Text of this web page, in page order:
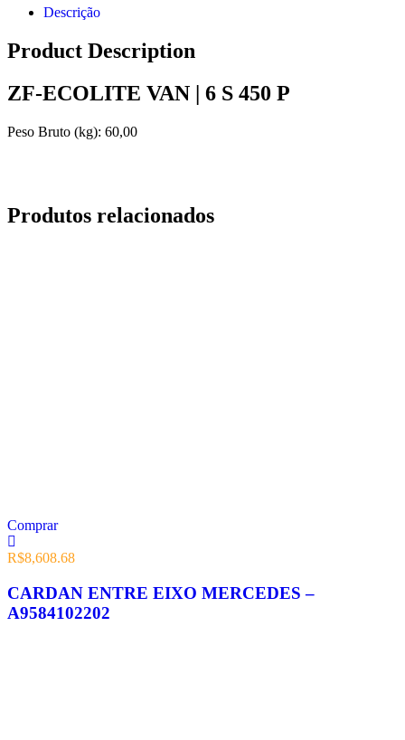
Descrição
Product Description
ZF-ECOLITE VAN | 6 S 450 P
Peso Bruto (kg): 60,00
Produtos relacionados
Comprar
R$8,608.68
CARDAN ENTRE EIXO MERCEDES –
A9584102202